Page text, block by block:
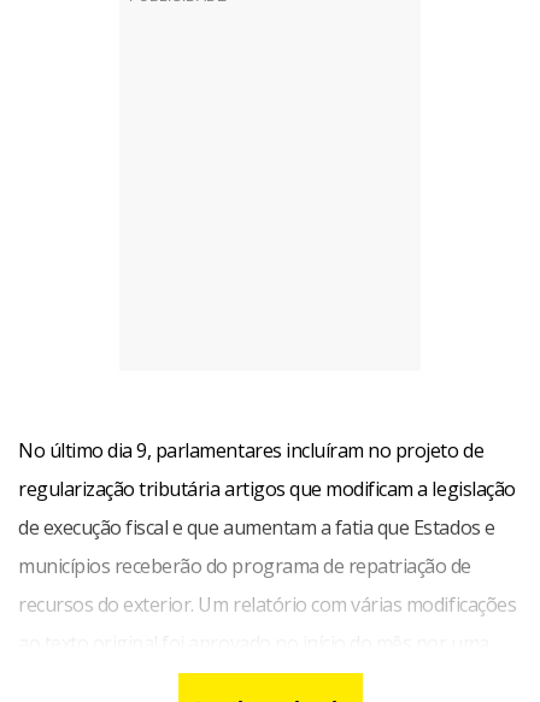
No último dia 9, parlamentares incluíram no projeto de
regularização tributária artigos que modificam a legislação
de execução fiscal e que aumentam a fatia que Estados e
municípios receberão do programa de repatriação de
recursos do exterior. Um relatório com várias modificações
comissão mista do Congresso Nacional e ainda será